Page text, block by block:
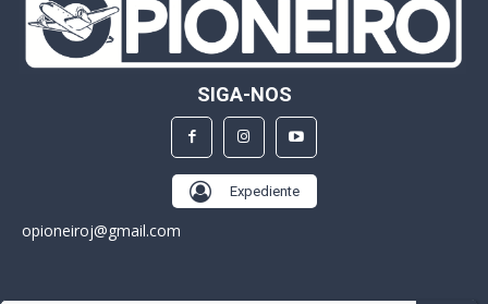
SIGA-NOS
Expediente
opioneiroj@gmail.com